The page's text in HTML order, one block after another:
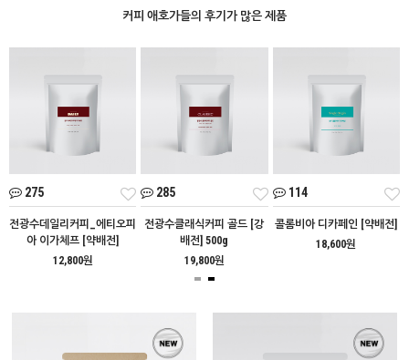
커피 애호가들의 후기가 많은 제품
275
전광수데일리커피_에티오피
아 이가체프 [약배전]
12,800원
285
전광수클래식커피 골드 [강
배전] 500g
19,800원
114
콜롬비아 디카페인 [약배전]
18,600원